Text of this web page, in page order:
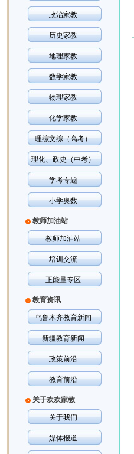
政治家教
历史家教
地理家教
数学家教
物理家教
化学家教
理综文综（高考）
理化、政史（中考）
学考专题
小学奥数
教师加油站
教师加油站
培训交流
正能量专区
教育资讯
乌鲁木齐教育新闻
新疆教育新闻
政策前沿
教育前沿
关于欢欢家教
关于我们
媒体报道